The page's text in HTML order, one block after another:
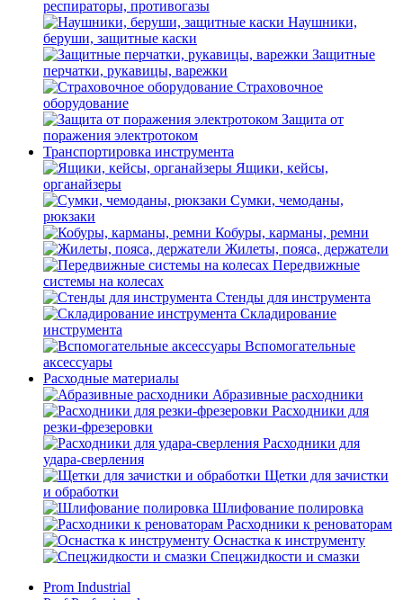
респираторы, противогазы
Наушники,
беруши, защитные каски
Защитные
перчатки, рукавицы, варежки
Страховочное
оборудование
Защита от
поражения электротоком
Транспортировка инструмента
Ящики, кейсы,
органайзеры
Сумки, чемоданы,
рюкзаки
Кобуры, карманы, ремни
Жилеты, пояса, держатели
Передвижные
системы на колесах
Стенды для инструмента
Складирование
инструмента
Вспомогательные
аксессуары
Расходные материалы
Абразивные расходники
Расходники для
резки-фрезеровки
Расходники для
удара-сверления
Щетки для зачистки
и обработки
Шлифование полировка
Расходники к реноваторам
Оснастка к инструменту
Спецжидкости и смазки
Prom Industrial